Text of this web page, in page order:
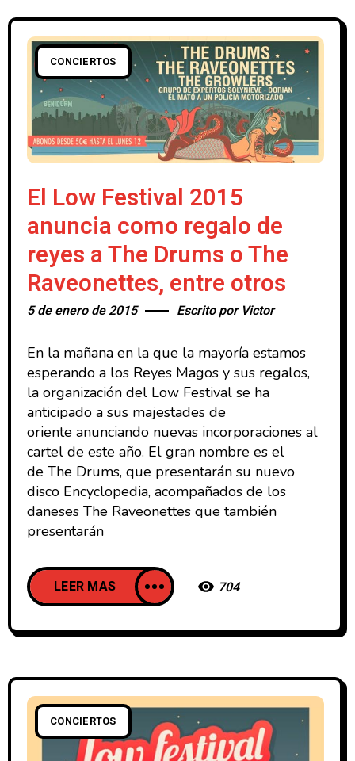
CONCIERTOS
El Low Festival 2015
anuncia como regalo de
reyes a The Drums o The
Raveonettes, entre otros
5 de enero de 2015 Escrito por Victor
En la mañana en la que la mayoría estamos
esperando a los Reyes Magos y sus regalos,
la organización del Low Festival se ha
anticipado a sus majestades de
oriente anunciando nuevas incorporaciones al
cartel de este año. El gran nombre es el
de The Drums, que presentarán su nuevo
disco Encyclopedia, acompañados de los
daneses The Raveonettes que también
presentarán
LEER MAS 704
CONCIERTOS